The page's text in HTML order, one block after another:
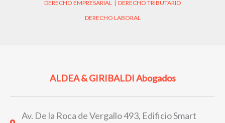
DERECHO EMPRESARIAL | DERECHO TRIBUTARIO
DERECHO LABORAL
ALDEA & GIRIBALDI Abogados
Av. De la Roca de Vergallo 493, Edificio Smart